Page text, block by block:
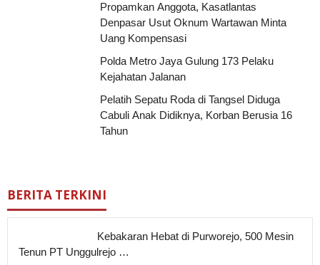
Propamkan Anggota, Kasatlantas
Denpasar Usut Oknum Wartawan Minta
Uang Kompensasi
Polda Metro Jaya Gulung 173 Pelaku
Kejahatan Jalanan
Pelatih Sepatu Roda di Tangsel Diduga
Cabuli Anak Didiknya, Korban Berusia 16
Tahun
BERITA TERKINI
Kebakaran Hebat di Purworejo, 500 Mesin
Tenun PT Unggulrejo …